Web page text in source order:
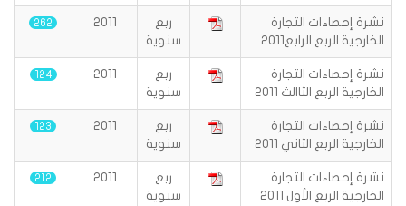
نشرة إحصاءات التجارة
الخارجية الربع الرابع2011
ربع
سنوية
2011
262
نشرة إحصاءات التجارة
الخارجية الربع الثاالث 2011
ربع
سنوية
2011
124
نشرة إحصاءات التجارة
الخارجية الربع الثاني 2011
ربع
سنوية
2011
123
نشرة إحصاءات التجارة
الخارجية الربع الأول 2011
ربع
سنوية
2011
212